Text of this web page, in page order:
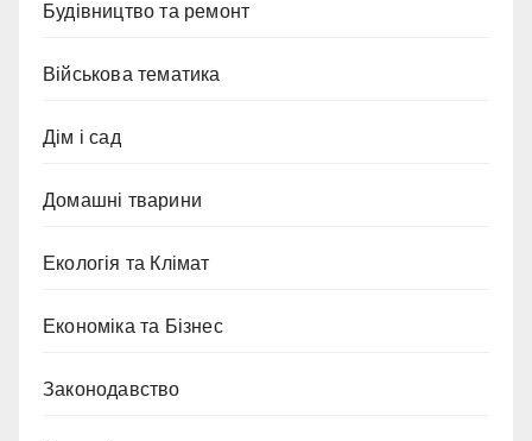
Будівництво та ремонт
Військова тематика
Дім і сад
Домашні тварини
Екологія та Клімат
Економіка та Бізнес
Законодавство